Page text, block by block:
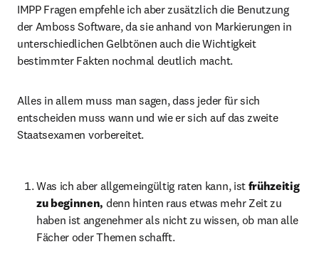
IMPP Fragen empfehle ich aber zusätzlich die Benutzung
der Amboss Software, da sie anhand von Markierungen in
unterschiedlichen Gelbtönen auch die Wichtigkeit
bestimmter Fakten nochmal deutlich macht.
Alles in allem muss man sagen, dass jeder für sich
entscheiden muss wann und wie er sich auf das zweite
Staatsexamen vorbereitet.
Was ich aber allgemeingültig raten kann, ist frühzeitig
zu beginnen, denn hinten raus etwas mehr Zeit zu
haben ist angenehmer als nicht zu wissen, ob man alle
Fächer oder Themen schafft.